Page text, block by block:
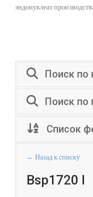
эндонуклеаз
Поиск по
Поиск по
Список
← Назад к списку
Bsp1720 I